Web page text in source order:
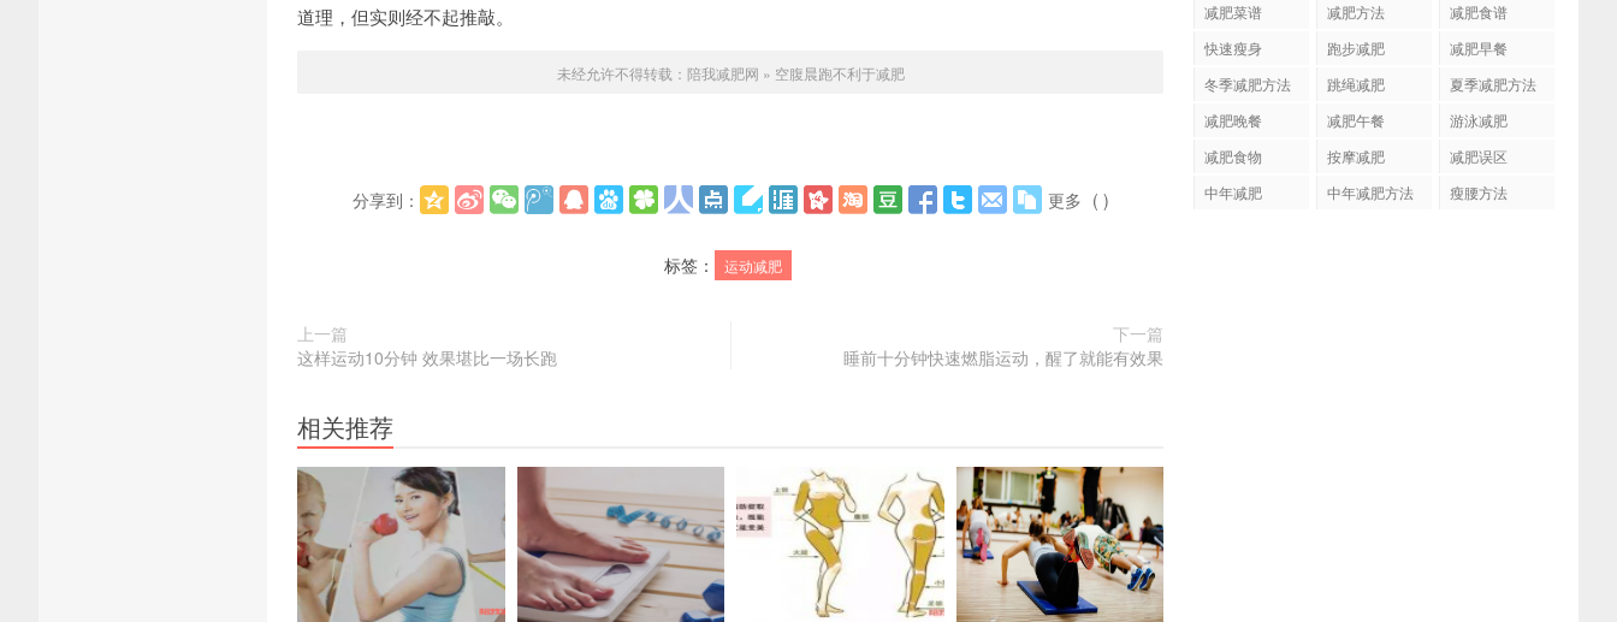
道理，但实则经不起推敲。
未经允许不得转载： 陪我减肥网 » 空腹晨跑不利于减肥
分享到： 更多 ( )
标签： 运动减肥
上一篇
这样运动10分钟 效果堪比一场长跑
下一篇
睡前十分钟快速燃脂运动，醒了就能有效果
相关推荐
减肥菜谱
减肥方法
减肥食谱
快速瘦身
跑步减肥
减肥早餐
冬季减肥方法
跳绳减肥
夏季减肥方法
减肥晚餐
减肥午餐
游泳减肥
减肥食物
按摩减肥
减肥误区
中年减肥
中年减肥方法 瘦腰方法